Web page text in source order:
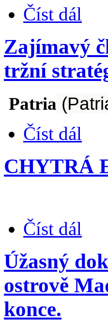
Číst dál
Zajímavý
tržní
Patria
Číst dál
CHYTRÁ
Číst dál
Úžasný
ostrově
konce.